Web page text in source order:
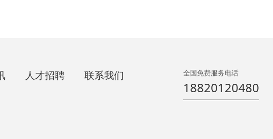
人才招聘 联系我们 全国免费服务电话
18820120480